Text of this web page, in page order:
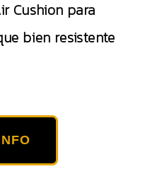
Cushion para
bien resistente